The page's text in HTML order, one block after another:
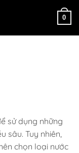
0
sử dụng những
sâu. Tuy nhiên,
chọn loại nước